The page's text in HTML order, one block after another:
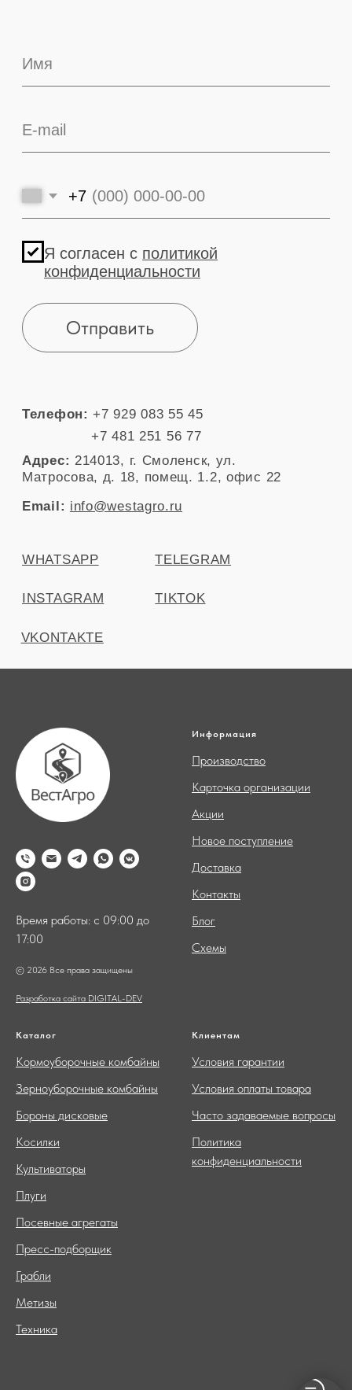
Время работы: с 09:00 до
17:00
© 2026 Все права защищены
Разработка сайта DIGITAL-DEV
Информация
Производство
Карточка организации
Акции
Новое поступление
Доставка
Контакты
Блог
Схемы
Каталог
Кормоуборочные комбайны
Зерноуборочные комбайны
Бороны дисковые
Косилки
Культиваторы
Плуги
Посевные агрегаты
Пресс-подборщик
Грабли
Метизы
Техника
Клиентам
Условия гарантии
Условия оплаты товара
Часто задаваемые вопросы
Политика
конфиденциальности